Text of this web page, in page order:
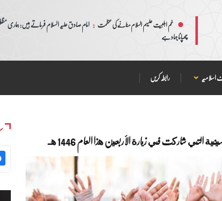
غم اہلبیت علیہم السلام منانے کی عظمت : امام صادق علیہ السلام فرماتے ہیں: ہماری
چھپانا جہاد ہے
اسلامیہ رابطہ کریں
التي شاركت في زيارة الأربعين هذا العام 1446 هـ